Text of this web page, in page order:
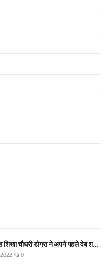
चौधरी डोगरा ने अपने पहले वेब श...
0